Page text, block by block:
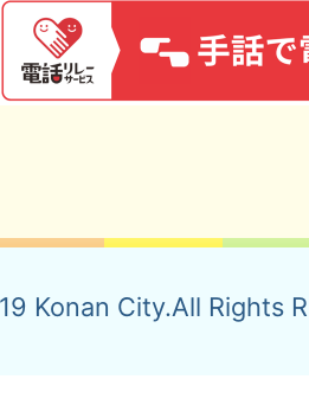
Konan City.All Rights